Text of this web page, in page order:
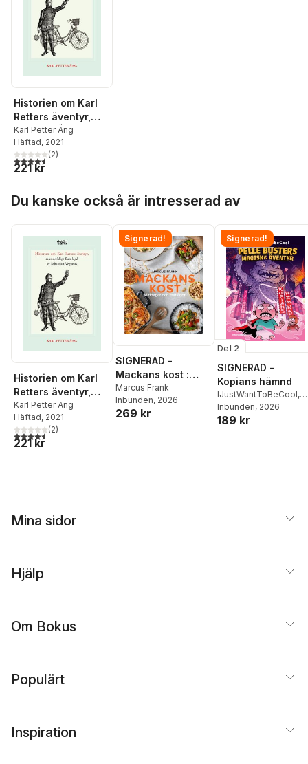
Historien om Karl
Retters äventyr,
sannskyldigt
framlagd av
Sebastian Vegræus
Karl Petter Äng
Häftad, 2021
4,5utav 5 stjärnor. Totalt antal röster:
(2)
221 kr
Du kanske också är intresserad av
Historien om Karl
Retters äventyr,
sannskyldigt
framlagd av
Sebastian Vegræus
Karl Petter Äng
Häftad, 2021
4,5utav 5 stjärnor. Totalt antal röster:
(2)
221 kr
Signerad!
SIGNERAD -
Mackans kost :
Middagar och
matlådor
Marcus Frank
Inbunden, 2026
269 kr
Signerad!
Del 2
SIGNERAD -
Kopians hämnd
IJustWantToBeCool,
Joel Adolphson
Ejdemo Beer
Inbunden, 2026
189 kr
Mina sidor
Hjälp
Om Bokus
Populärt
Inspiration